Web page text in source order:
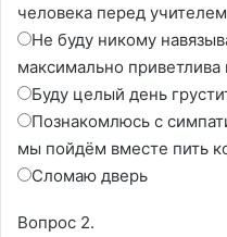
человека перед учителем
Не буду никому
максимально
Буду целый день
Познакомлюсь с
мы пойдём вместе пить
Сломаю дверь
Вопрос 2.